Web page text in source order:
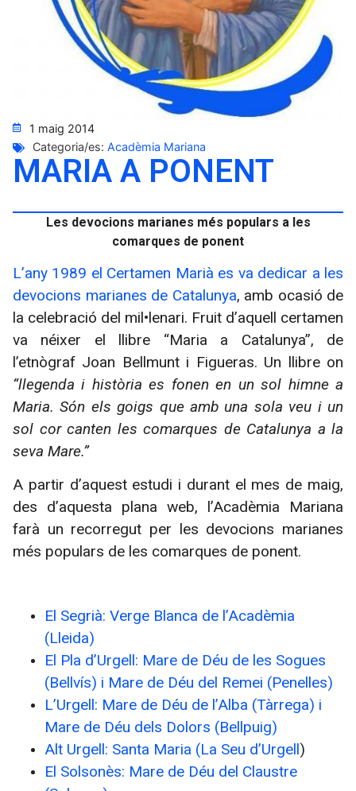
1 maig 2014
Categoria/es: Acadèmia Mariana
MARIA A PONENT
Les devocions marianes més populars a les
comarques de ponent
L’any 1989 el Certamen Marià es va dedicar a les
devocions marianes de Catalunya, amb ocasió de
la celebració del mil•lenari. Fruit d’aquell certamen
va néixer el llibre “Maria a Catalunya”, de
l’etnògraf Joan Bellmunt i Figueras. Un llibre on
“llegenda i història es fonen en un sol himne a
Maria. Són els goigs que amb una sola veu i un
sol cor canten les comarques de Catalunya a la
seva Mare.”
A partir d’aquest estudi i durant el mes de maig,
des d’aquesta plana web, l’Acadèmia Mariana
farà un recorregut per les devocions marianes
més populars de les comarques de ponent.
El Segrià: Verge Blanca de l’Acadèmia
(Lleida)
El Pla d’Urgell: Mare de Déu de les Sogues
(Bellvís) i Mare de Déu del Remei (Penelles)
L’Urgell: Mare de Déu de l’Alba (Tàrrega) i
Mare de Déu dels Dolors (Bellpuig)
Alt Urgell: Santa Maria (La Seu d’Urgell)
El Solsonès: Mare de Déu del Claustre